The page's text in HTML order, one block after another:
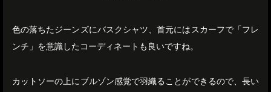
色の落ちたジーンズにバスクシャツ、首元にはスカーフで「フレ
ンチ」を意識したコーディネートも良いですね。
カットソーの上にブルゾン感覚で羽織ることができるので、長い